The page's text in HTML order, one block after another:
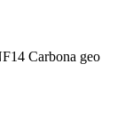
Carbona geo